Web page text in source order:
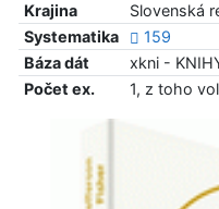
Krajina
Slovenská
Systematika
159
Báza dát
xkni -
Počet ex.
1, z toho